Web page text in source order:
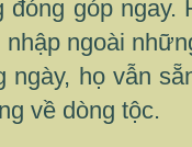
đóng góp ngay.
ngoài
ngày, họ vẫn
về dòng tộc.